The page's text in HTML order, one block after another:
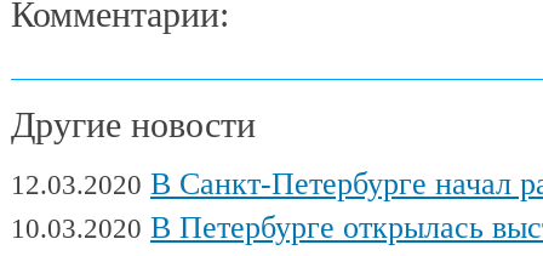
Комментарии:
Другие новости
12.03.2020 В Санкт-Петербурге начал работу
10.03.2020 В Петербурге открылась выставка